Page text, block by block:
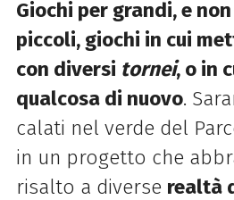
Giochi per grandi, e
piccoli, giochi in cui
con diversi tornei, o in
qualcosa di nuovo.
calati nel verde del
in un progetto che
risalto a diverse realtà